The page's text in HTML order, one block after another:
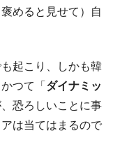
り、空前の国政壟
常増加させる ⇒ 中
」のウラで他業
して良くない。
めると見せて）自
起こり、しかも韓
つて「 ダイナミッ
恐ろしいことに事
は当てはまるので